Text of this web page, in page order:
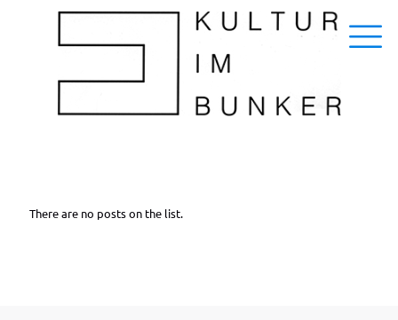
There are no posts on the list.